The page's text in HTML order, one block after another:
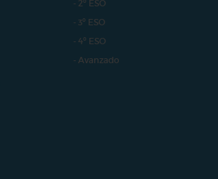
- 2º ESO
- 3º ESO
- 4º ESO
- Avanzado